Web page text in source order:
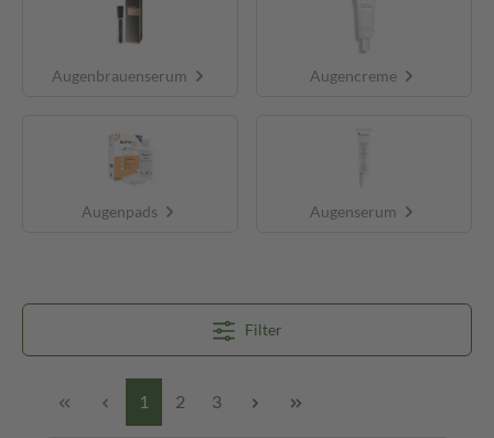
Augenbrauenserum Augencreme
Augenpads Augenserum
Filter
1 2 3